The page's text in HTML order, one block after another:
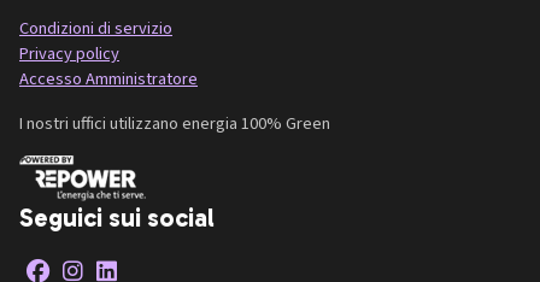
Condizioni di servizio
Privacy policy
Accesso Amministratore
I nostri uffici utilizzano energia 100% Green
Seguici sui social